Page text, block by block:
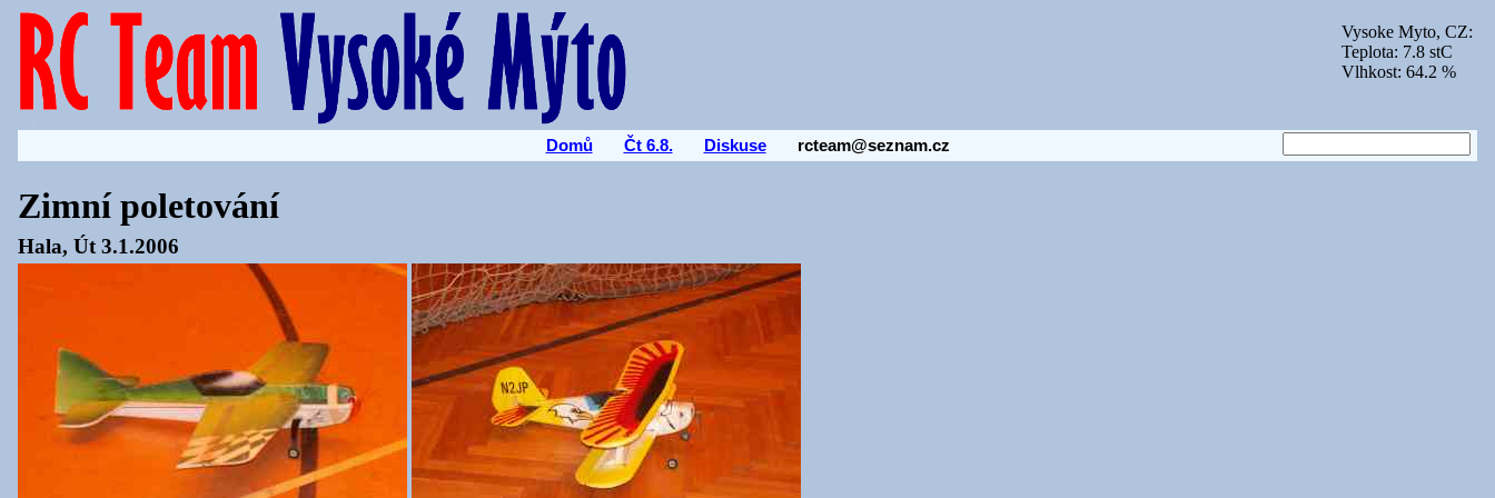
Vysoke Myto, CZ:
Teplota: 7.8 stC
Vlhkost: 64.2 %
Domů Čt 6.8. Diskusercteam@seznam.cz
Zimní poletování
Hala, Út 3.1.2006